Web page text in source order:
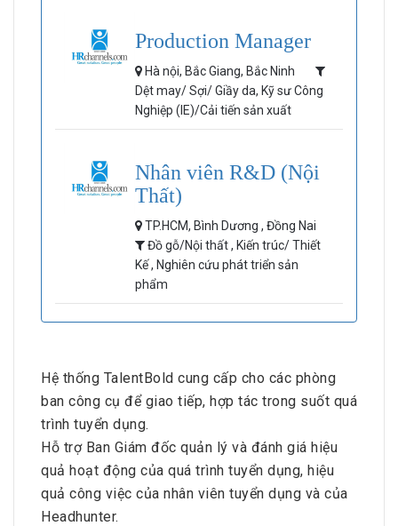
Production Manager
Hà nội, Bắc Giang, Bắc Ninh
Dệt may/ Sợi/ Giầy da, Kỹ sư Công
Nghiệp (IE)/Cải tiến sản xuất
Nhân viên R&D (Nội
Thất)
TP.HCM, Bình Dương , Đồng Nai
Đồ gỗ/Nội thất , Kiến trúc/ Thiết
Kế , Nghiên cứu phát triển sản
phẩm
Hệ thống TalentBold cung cấp cho các phòng
ban công cụ để giao tiếp, hợp tác trong suốt quá
trình tuyển dụng.
Hỗ trợ Ban Giám đốc quản lý và đánh giá hiệu
quả hoạt động của quá trình tuyển dụng, hiệu
quả công việc của nhân viên tuyển dụng và của
Headhunter.